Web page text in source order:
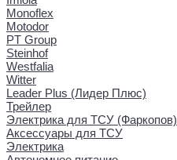
Monoflex
Motodor
PT Group
Steinhof
Westfalia
Witter
Leader Plus (Лидер Плюс)
Трейлер
Электрика для ТСУ (Фаркопов)
Аксессуары для ТСУ
Электрика